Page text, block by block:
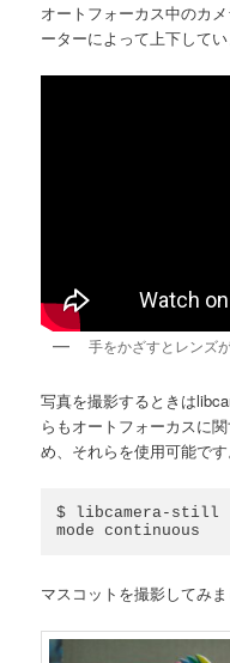
オートフォーカス中のカ
ーターによって上下してい
手をかざすとレンズ
写真を撮影するときは
らもオートフォーカスに
め、それらを使用可能です
$ libcamera-still
mode continuous
マスコットを撮影してみま